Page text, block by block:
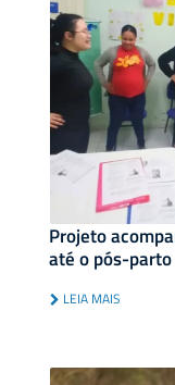
Projeto
até o pós-
LEIA MAIS